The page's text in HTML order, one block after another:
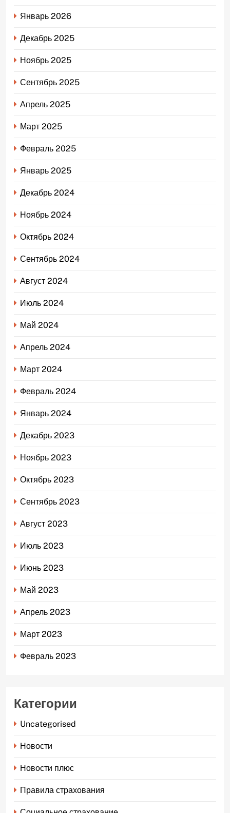
Январь 2026
Декабрь 2025
Ноябрь 2025
Сентябрь 2025
Апрель 2025
Март 2025
Февраль 2025
Январь 2025
Декабрь 2024
Ноябрь 2024
Октябрь 2024
Сентябрь 2024
Август 2024
Июль 2024
Май 2024
Апрель 2024
Март 2024
Февраль 2024
Январь 2024
Декабрь 2023
Ноябрь 2023
Октябрь 2023
Сентябрь 2023
Август 2023
Июль 2023
Июнь 2023
Май 2023
Апрель 2023
Март 2023
Февраль 2023
Категории
Uncategorised
Новости
Новости плюс
Правила страхования